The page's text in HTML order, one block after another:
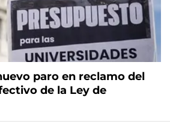
paro en reclamo del
de la Ley de